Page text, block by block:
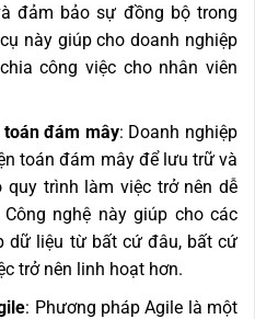
đảm bảo sự đồng bộ trong
này giúp cho doanh nghiệp
công việc cho nhân viên
đám mây: Doanh nghiệp
toán đám mây để lưu trữ và
trình làm việc trở nên dễ
nghệ này giúp cho các
dữ liệu từ bất cứ đâu, bất cứ
trở nên linh hoạt hơn.
: Phương pháp Agile là một